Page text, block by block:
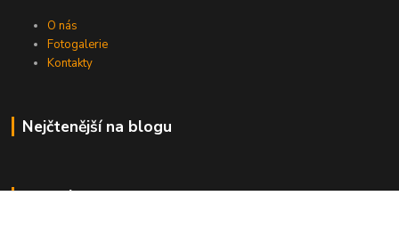
O nás
Fotogalerie
Kontakty
Nejčtenější na blogu
Kde nás najdete